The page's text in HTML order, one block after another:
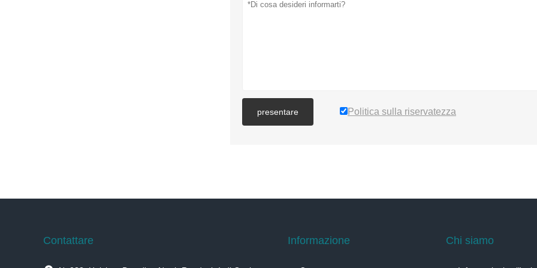
presentare Politica sulla riservatezza
Contattare Informazione Chi siamo